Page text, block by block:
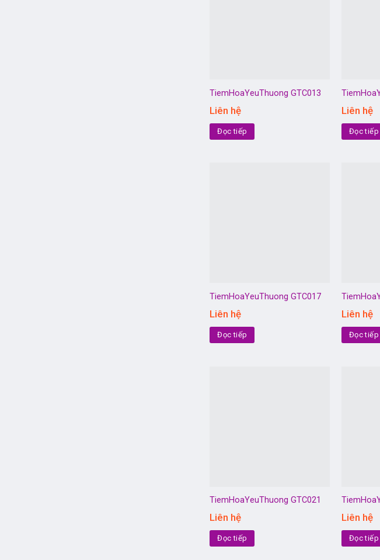
TiemHoaYeuThuong GTC013
Liên hệ
Đọc tiếp
Liên hệ
Đọc tiếp
TiemHoaYeuThuong GTC017
Liên hệ
Đọc tiếp
Liên hệ
Đọc tiếp
TiemHoaYeuThuong GTC021
Liên hệ
Đọc tiếp
Liên hệ
Đọc tiếp